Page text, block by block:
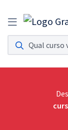
Assinatura
Acesso a todos os
Assinatura
Acesso ilimitado a
Residências